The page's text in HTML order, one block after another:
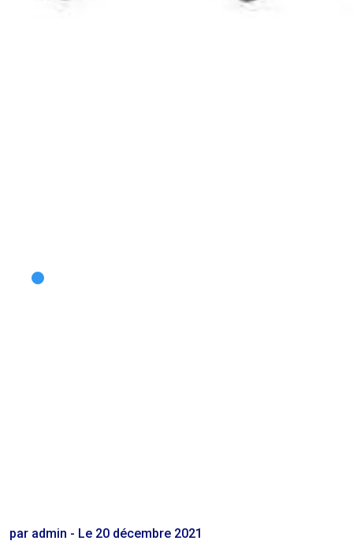
par admin - Le 20 décembre 2021